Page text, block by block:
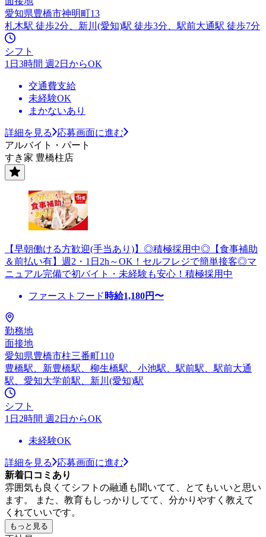
愛知県豊橋市神明町13
札木駅 徒歩2分、新川(愛知)駅 徒歩3分、駅前大通駅 徒歩7分
シフト
1日3時間 週2日からOK
交通費支給
未経験OK
まかないあり
詳細を見る
応募画面に進む
アルバイト・パート
すき家 豊橋柱店
【早朝働ける方歓迎(手当あり)】◎積極採用中◎【食事補助
＆前払い有】週2・1日2h～OK！セルフレジで簡単接客◎マ
ニュアル完備で初バイト・未経験も安心！積極採用中
ファーストフード 時給1,180円〜
勤務地
面接地
愛知県豊橋市柱三番町110
豊橋駅、新豊橋駅、柳生橋駅、小池駅、駅前駅、駅前大通
駅、愛知大学前駅、新川(愛知)駅
シフト
1日2時間 週2日からOK
未経験OK
詳細を見る
応募画面に進む
新着口コミあり
雰囲気も良くてシフトの融通も聞いてて、とてもいいと思い
ます。 また、教育もしっかりしてて、分かりやすく教えて
くれていいです。
もっと見る